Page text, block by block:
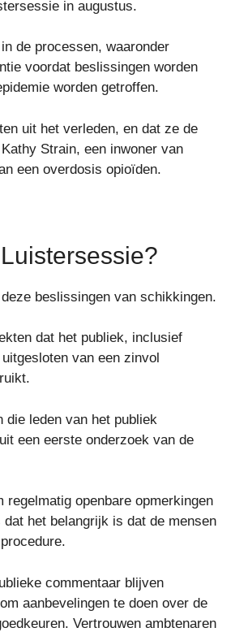
in augustus.
de processen, waaronder
voordat beslissingen worden
worden getroffen.
uit het verleden, en dat ze de
Strain, een inwoner van
een overdosis opioïden.
beslissingen van schikkingen.
dat het publiek, inclusief
van een zinvol
leden van het publiek
een eerste onderzoek van de
regelmatig openbare opmerkingen
het belangrijk is dat de mensen
commentaar blijven
aanbevelingen te doen over de
Vertrouwen ambtenaren